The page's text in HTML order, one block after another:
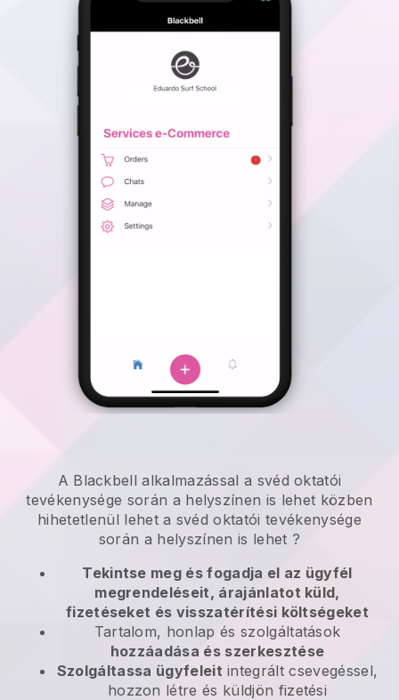
A Blackbell alkalmazással a svéd oktatói
tevékenysége során a helyszínen is lehet közben
hihetetlenül leheta svéd oktatói tevékenysége
során a helyszínen is lehet ?
Tekintse meg és fogadja el az ügyfél
megrendeléseit, árajánlatot küld,
fizetéseket és visszatérítési költségeket
Tartalom, honlap és szolgáltatások
hozzáadása és szerkesztése
Szolgáltassa ügyfeleit integrált csevegéssel,
hozzon létre és küldjön fizetési